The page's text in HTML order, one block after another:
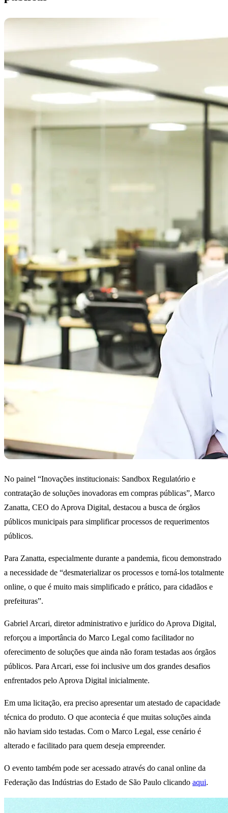
No painel “Inovações institucionais: Sandbox Regulatório e
contratação de soluções inovadoras em compras públicas”, Marco
Zanatta, CEO do Aprova Digital, destacou a busca de órgãos
públicos municipais para simplificar processos de requerimentos
públicos.
Para Zanatta, especialmente durante a pandemia, ficou demonstrado
a necessidade de “desmaterializar os processos e torná-los totalmente
online, o que é muito mais simplificado e prático, para cidadãos e
prefeituras”.
Gabriel Arcari, diretor administrativo e jurídico do Aprova Digital,
reforçou a importância do Marco Legal como facilitador no
oferecimento de soluções que ainda não foram testadas aos órgãos
públicos. Para Arcari, esse foi inclusive um dos grandes desafios
enfrentados pelo Aprova Digital inicialmente.
Em uma licitação, era preciso apresentar um atestado de capacidade
técnica do produto. O que acontecia é que muitas soluções ainda
não haviam sido testadas. Com o Marco Legal, esse cenário é
alterado e facilitado para quem deseja empreender.
O evento também pode ser acessado através do canal online da
Federação das Indústrias do Estado de São Paulo clicando aqui.